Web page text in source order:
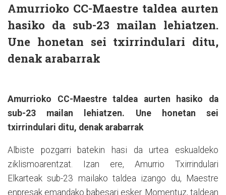
Amurrioko CC-Maestre taldea aurten
hasiko da sub-23 mailan lehiatzen.
Une honetan sei txirrindulari ditu,
denak arabarrak
Amurrioko CC-Maestre taldea aurten hasiko da
sub-23 mailan lehiatzen. Une honetan sei
txirrindulari ditu, denak arabarrak
Albiste pozgarri batekin hasi da urtea eskualdeko
ziklismoarentzat. Izan ere, Amurrio Txirrindulari
Elkarteak sub-23 mailako taldea izango du, Maestre
enpresak emandako babesari esker. Momentuz, taldean